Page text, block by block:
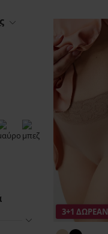
3+1 ΔΩΡΕΑΝ